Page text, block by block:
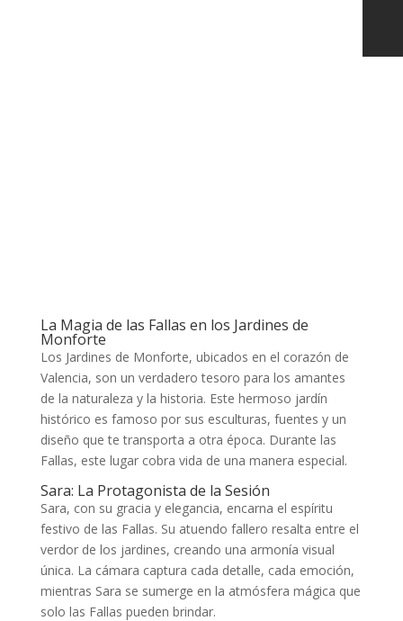
La Magia de las Fallas en los Jardines de
Monforte
Los Jardines de Monforte, ubicados en el corazón de
Valencia, son un verdadero tesoro para los amantes
de la naturaleza y la historia. Este hermoso jardín
histórico es famoso por sus esculturas, fuentes y un
diseño que te transporta a otra época. Durante las
Fallas, este lugar cobra vida de una manera especial.
Sara: La Protagonista de la Sesión
Sara, con su gracia y elegancia, encarna el espíritu
festivo de las Fallas. Su atuendo fallero resalta entre el
verdor de los jardines, creando una armonía visual
única. La cámara captura cada detalle, cada emoción,
mientras Sara se sumerge en la atmósfera mágica que
solo las Fallas pueden brindar.